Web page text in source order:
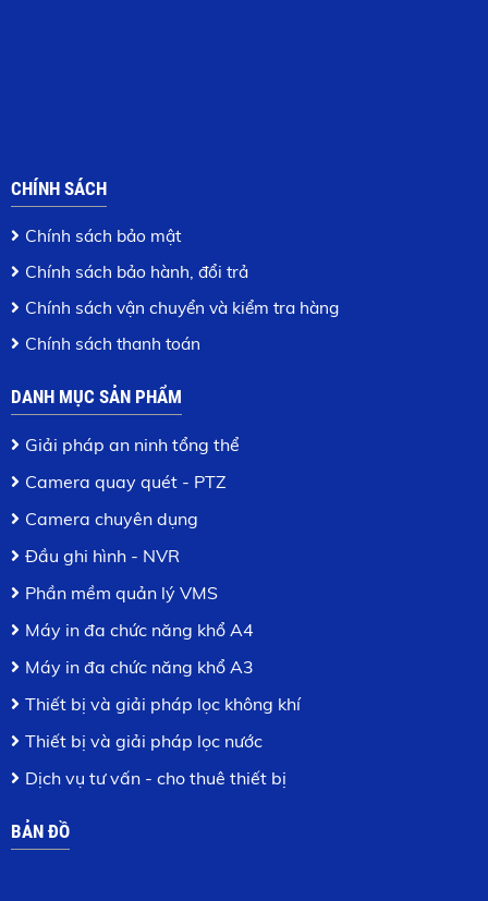
CHÍNH SÁCH
Chính sách bảo mật
Chính sách bảo hành, đổi trả
Chính sách vận chuyển và kiểm tra hàng
Chính sách thanh toán
DANH MỤC SẢN PHẨM
Giải pháp an ninh tổng thể
Camera quay quét - PTZ
Camera chuyên dụng
Đầu ghi hình - NVR
Phần mềm quản lý VMS
Máy in đa chức năng khổ A4
Máy in đa chức năng khổ A3
Thiết bị và giải pháp lọc không khí
Thiết bị và giải pháp lọc nước
Dịch vụ tư vấn - cho thuê thiết bị
BẢN ĐỒ